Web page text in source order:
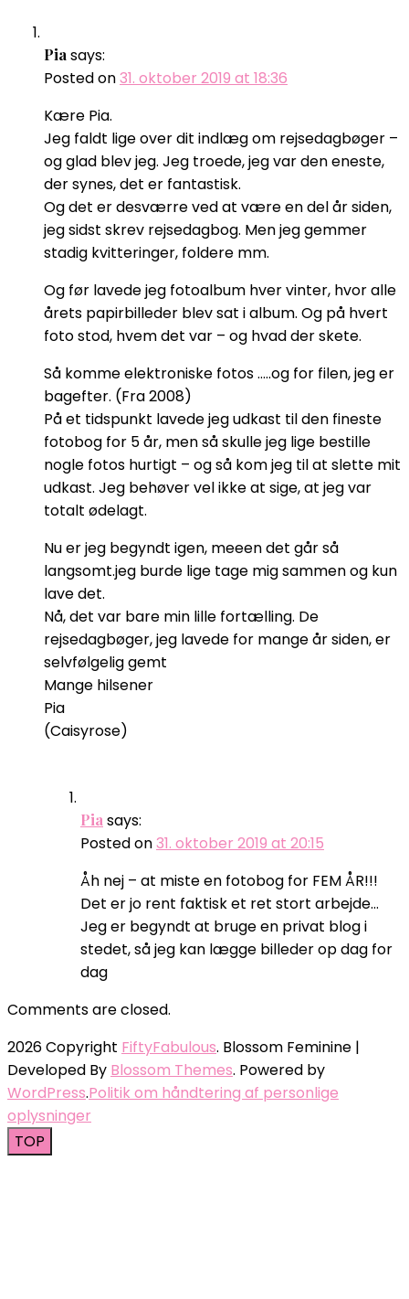
Piasays:
Posted on31. oktober 2019 at 18:36
Kære Pia.
Jeg faldt lige over dit indlæg om rejsedagbøger –
og glad blev jeg. Jeg troede, jeg var den eneste,
der synes, det er fantastisk.
Og det er desværre ved at være en del år siden,
jeg sidst skrev rejsedagbog. Men jeg gemmer
stadig kvitteringer, foldere mm.
Og før lavede jeg fotoalbum hver vinter, hvor alle
årets papirbilleder blev sat i album. Og på hvert
foto stod, hvem det var – og hvad der skete.
Så komme elektroniske fotos …..og for filen, jeg er
bagefter. (Fra 2008)
På et tidspunkt lavede jeg udkast til den fineste
fotobog for 5 år, men så skulle jeg lige bestille
nogle fotos hurtigt – og så kom jeg til at slette mit
udkast. Jeg behøver vel ikke at sige, at jeg var
totalt ødelagt.
Nu er jeg begyndt igen, meeen det går så
langsomt.jeg burde lige tage mig sammen og kun
lave det.
Nå, det var bare min lille fortælling. De
rejsedagbøger, jeg lavede for mange år siden, er
selvfølgelig gemt
Mange hilsener
Pia
(Caisyrose)
Piasays:
Posted on31. oktober 2019 at 20:15
Åh nej – at miste en fotobog for FEM ÅR!!!
Det er jo rent faktisk et ret stort arbejde…
Jeg er begyndt at bruge en privat blog i
stedet, så jeg kan lægge billeder op dag for
dag
Comments are closed.
2026 Copyright FiftyFabulous. Blossom Feminine |
Developed By Blossom Themes. Powered by
WordPress.Politik om håndtering af personlige
oplysninger
TOP